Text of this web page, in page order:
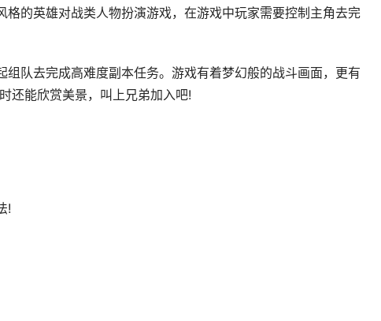
的英雄对战类人物扮演游戏，在游戏中玩家需要控制主角去完
队去完成高难度副本任务。游戏有着梦幻般的战斗画面，更有
还能欣赏美景，叫上兄弟加入吧!
!